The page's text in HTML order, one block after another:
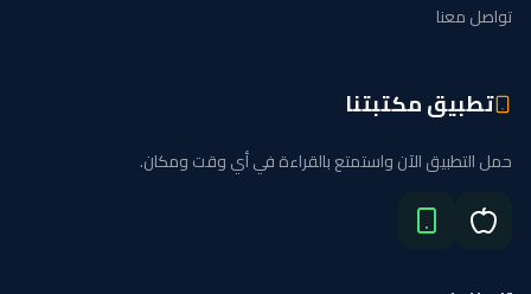
تواصل معنا
تطبيق مكتبتنا
حمل التطبيق الآن واستمتع بالقراءة في أي وقت ومكان.